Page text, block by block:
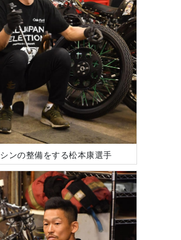
ンの整備をする松本康選手